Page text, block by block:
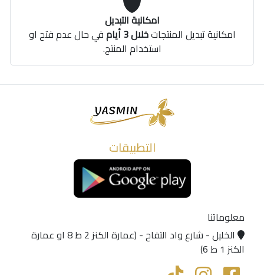
امكانية التبديل
امكانية تبديل المنتجاتخلال 3 أيام
في حال عدم فتح او
استخدام المنتج.
التطبيقات
معلوماتنا
الخليل - شارع واد التفاح - (عمارة الكنز 2 ط 8 او عمارة
الكنز 1 ط 6)